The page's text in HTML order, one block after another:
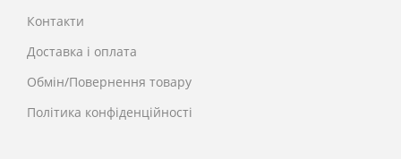
Контакти
Доставка і оплата
Обмін/Повернення товару
Політика конфіденційності